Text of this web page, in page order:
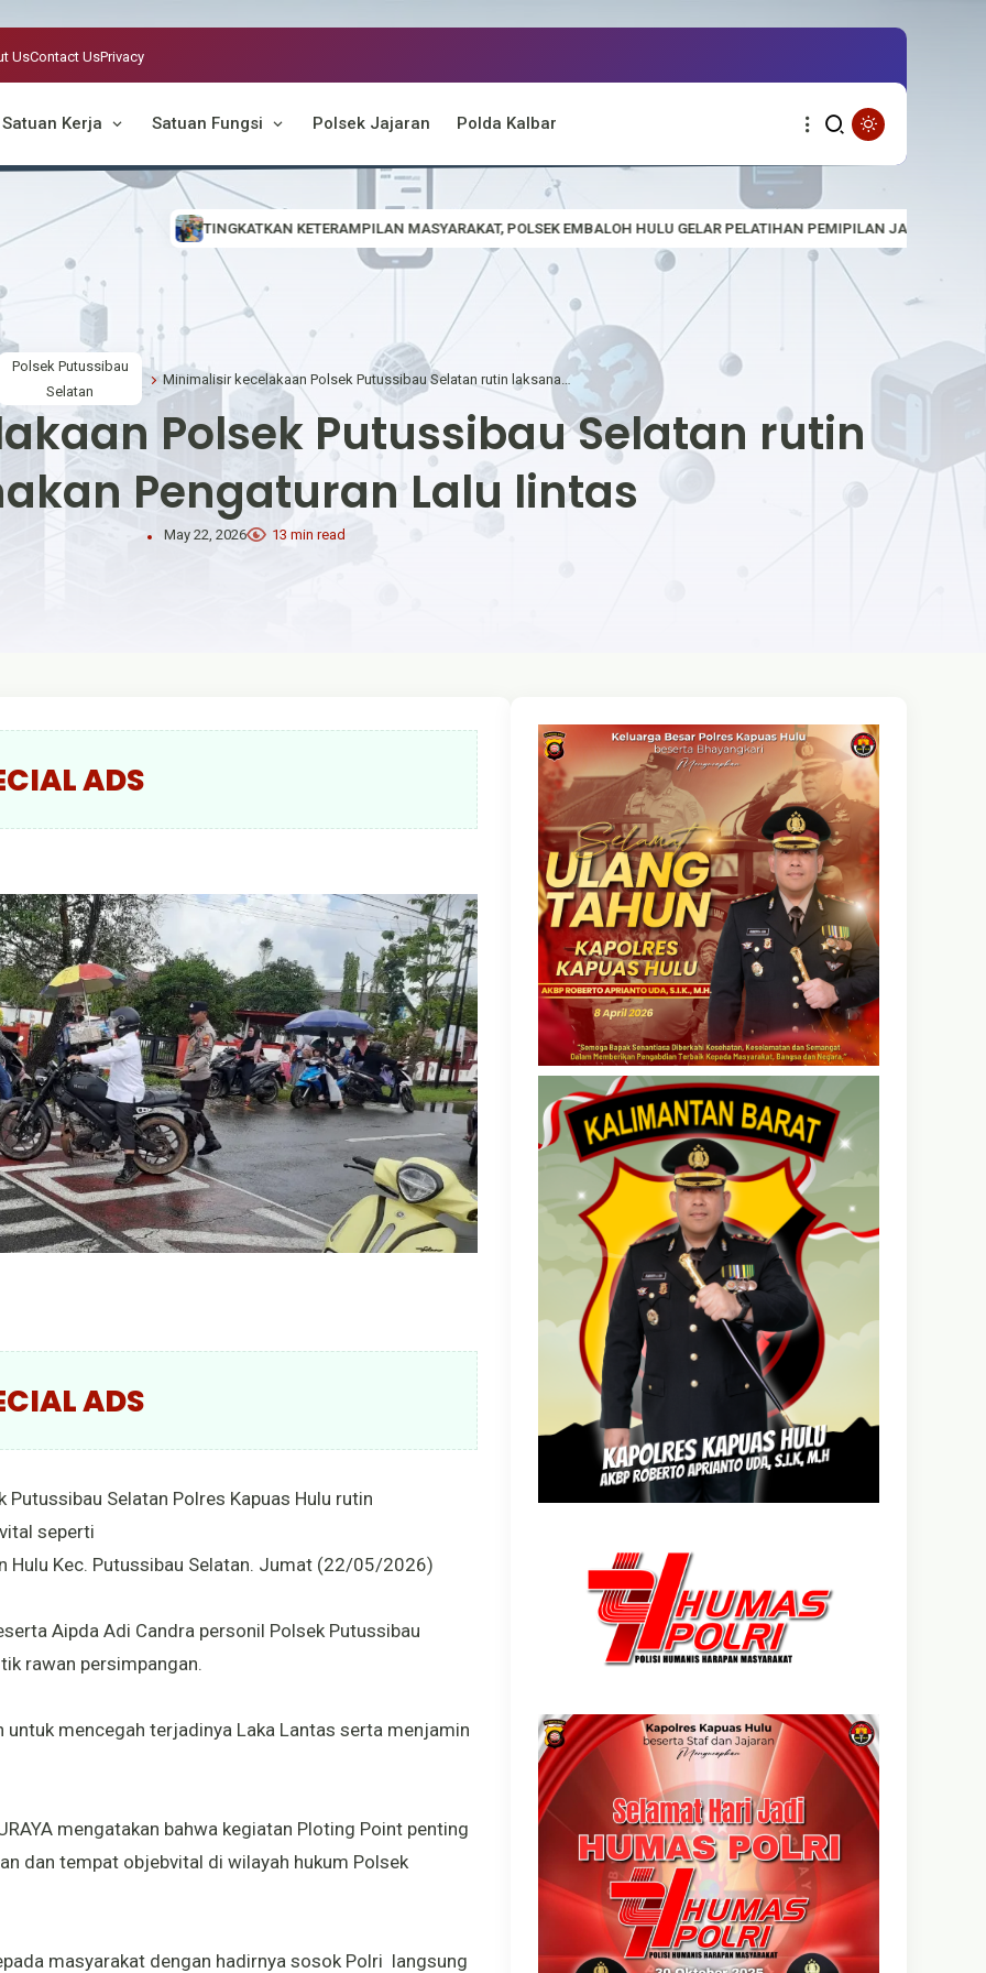
UsContact UsPrivacy
Satuan Kerja Satuan Fungsi Polsek Jajaran Polda Kalbar
TINGKATKAN KETERAMPILAN MASYARAKAT, POLSEK EMBALOH HULU GELAR PELATIHAN PEMIPILAN JAGUNG YANG BAIK DAN BENAR
Polsek Putussibau
Selatan
Minimalisir kecelakaan Polsek Putussibau Selatan rutin laksanakan Pengaturan Lalu lintas
Polsek Putussibau Selatan rutin
Pengaturan Lalu lintas
May 22, 2026 13 min read
ADS
ADS
Selatan Polres Kapuas Hulu rutin
seperti
Hulu Kec. Putussibau Selatan. Jumat (22/05/2026)
Aipda Adi Candra personil Polsek Putussibau
rawan persimpangan.
mencegah terjadinya Laka Lantas serta menjamin
mengatakan bahwa kegiatan Ploting Point penting
dan tempat objebvital di wilayah hukum Polsek
masyarakat dengan hadirnya sosok Polri langsung